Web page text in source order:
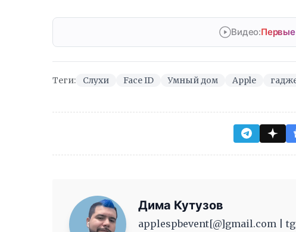
Видео:Первые
Теги: Слухи Face ID Умный дом Apple
Дима Кутузов
applespbevent[@]gmail.com |